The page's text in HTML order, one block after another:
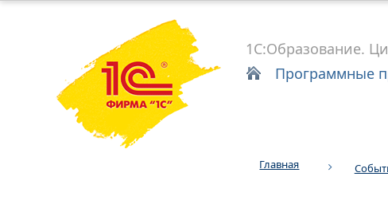
1С:Образование.
Программные
Главная